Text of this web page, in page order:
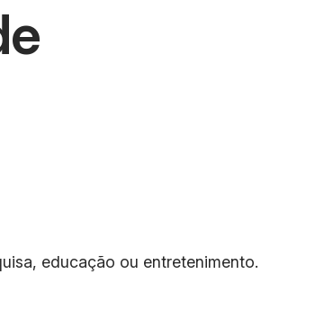
educação ou entretenimento.